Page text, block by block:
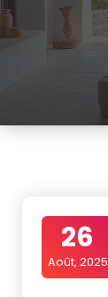
26
Août, 2025